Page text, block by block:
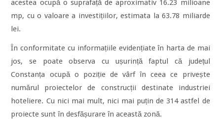
acestea ocupă o suprafață de aproximativ 16.23 milioane
mp, cu o valoare a investițiilor, estimata la 63.78 miliarde
lei.
În conformitate cu informațiile evidențiate în harta de mai
jos, se poate observa cu ușurință faptul că județul
Constanța ocupă o poziție de vârf în ceea ce privește
numărul proiectelor de construcții destinate industriei
hoteliere. Cu nici mai mult, nici mai puțin de 314 astfel de
proiecte sunt în desfășurare în această zonă.